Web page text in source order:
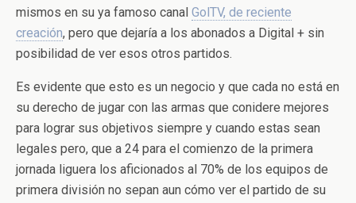
mismos en su ya famoso canal GolTV, de reciente
creación, pero que dejaría a los abonados a Digital + sin
posibilidad de ver esos otros partidos.
Es evidente que esto es un negocio y que cada no está en
su derecho de jugar con las armas que conidere mejores
para lograr sus objetivos siempre y cuando estas sean
legales pero, que a 24 para el comienzo de la primera
jornada liguera los aficionados al 70% de los equipos de
primera división no sepan aun cómo ver el partido de su